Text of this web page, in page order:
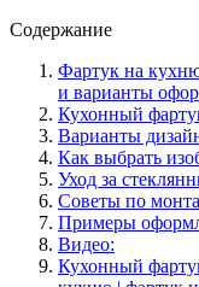
Содержание
Фартук на
и варианты
Кухонный
Варианты
Как выбрать
Уход за
Советы по
Примеры
Видео:
Кухонный